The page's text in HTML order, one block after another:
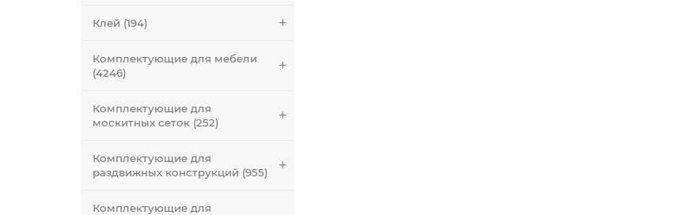
Клей (194)
Комплектующие для мебели
(4246)
Комплектующие для
москитных сеток (252)
Комплектующие для
раздвижных конструкций (955)
Комплектующие для